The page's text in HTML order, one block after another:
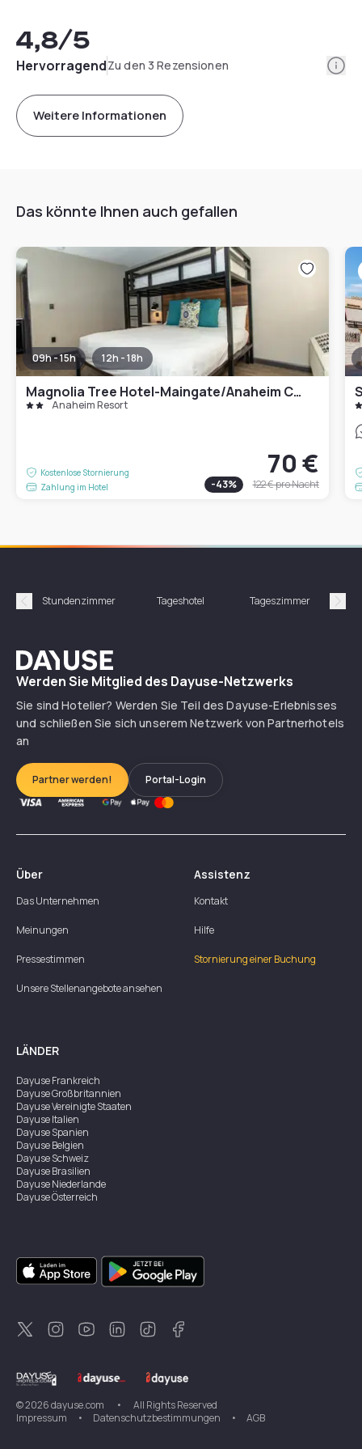
4,8/5
HervorragendZu den 3 Rezensionen
Weitere Informationen
Das könnte Ihnen auch gefallen
09h - 15h 12h - 18h
Magnolia Tree Hotel-Maingate/Anaheim Convention Center
Anaheim Resort
Kostenlose Stornierung
Zahlung im Hotel
70 €
-43% 122 €pro Nacht
Précédent
Stundenzimmer Tageshotel Tageszimmer
Dayuse
Werden Sie Mitglied des Dayuse-Netzwerks
Sie sind Hotelier? Werden Sie Teil des Dayuse-Erlebnisses
und schließen Sie sich unserem Netzwerk von Partnerhotels
an
Partner werden! Portal-Login
Über
Das Unternehmen
Meinungen
Pressestimmen
Unsere Stellenangebote ansehen
Assistenz
Kontakt
Hilfe
Stornierung einer Buchung
LÄNDER
DayuseFrankreich
DayuseGroßbritannien
DayuseVereinigte Staaten
DayuseItalien
DayuseSpanien
DayuseBelgien
DayuseSchweiz
DayuseBrasilien
DayuseNiederlande
DayuseÖsterreich
DayuseSingapur
DayuseZweden
DayuseThailand
DayuseNeuseeland
DayuseTürkei
©2026dayuse.com •
All Rights Reserved
Impressum
• Datenschutzbestimmungen • AGB